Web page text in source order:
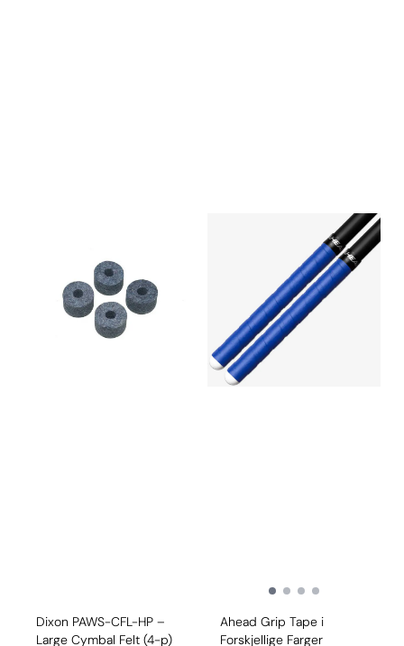
Dixon PAWS-CFL-HP –
Large Cymbal Felt (4-p)
Ahead Grip Tape i
Forskjellige Farger